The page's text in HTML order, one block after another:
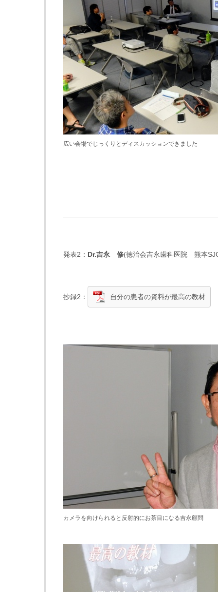
広い会場でじっくりとディスカッションできました
発表2： Dr.吉永 修(徳治会吉永歯科医院 熊本
抄録2： 自分の患者の資料が最高の教材
カメラを向けられると反射的にお茶目になる吉永顧問